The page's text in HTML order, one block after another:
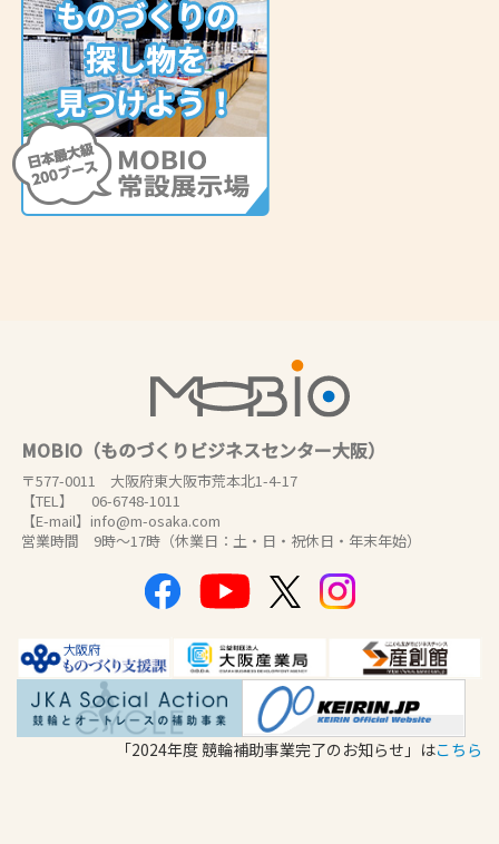
MOBIO（ものづくりビジネスセンター大阪）
〒577-0011 大阪府東大阪市荒本北1-4-17
【TEL】 06-6748-1011
【E-mail】info@m-osaka.com
営業時間 9時～17時（休業日：土・日・祝休日・年末年始）
「2024年度 競輪補助事業完了のお知らせ」はこちら